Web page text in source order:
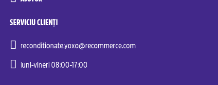
SERVICIU CLIENȚI
reconditionate.yoxo@recommerce.com
luni-vineri 08:00-17:00